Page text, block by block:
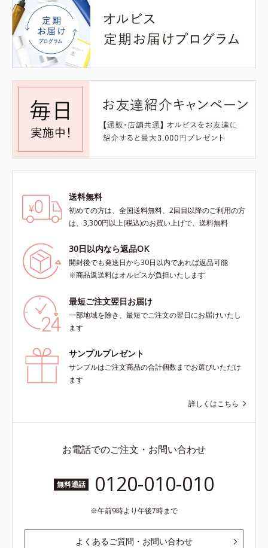
送料無料
初めての方は、全国送料無料、2回目以降のご利用の方
は、3,300円以上(税込)のお買い上げで、送料無料
30日以内なら返品OK
開封後でも発送日から30日以内であれば返品可能
※商品返送料はオルビスが負担いたします
最短ご注文翌日お届け
一部地域を除き、最短でご注文の翌日にお届けいたし
ます
サンプルプレゼント
サンプルはご注文商品の合計個数までお選びいただけ
ます
詳しくはこちら
お電話でのご注文・お問い合わせ
無料通話 0120-010-010
午前9時より午後7時まで
よくあるご質問・お問い合わせ